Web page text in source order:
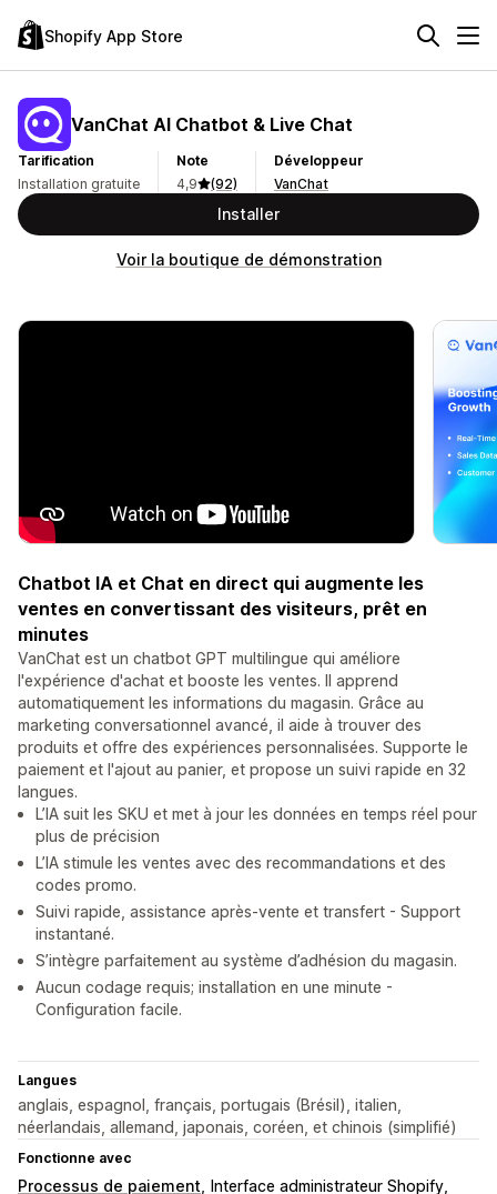
Shopify App Store
VanChat AI Chatbot & Live Chat
Tarification
Installation gratuite
Note
4,9
(92)
Développeur
VanChat
Installer
Voir la boutique de démonstration
Chatbot IA et Chat en direct qui augmente les
ventes en convertissant des visiteurs, prêt en
minutes
VanChat est un chatbot GPT multilingue qui améliore
l'expérience d'achat et booste les ventes. Il apprend
automatiquement les informations du magasin. Grâce au
marketing conversationnel avancé, il aide à trouver des
produits et offre des expériences personnalisées. Supporte le
paiement et l'ajout au panier, et propose un suivi rapide en 32
langues.
L’IA suit les SKU et met à jour les données en temps réel pour
plus de précision
L’IA stimule les ventes avec des recommandations et des
codes promo.
Suivi rapide, assistance après-vente et transfert - Support
instantané.
S’intègre parfaitement au système d’adhésion du magasin.
Aucun codage requis; installation en une minute -
Configuration facile.
Langues
anglais, espagnol, français, portugais (Brésil), italien,
néerlandais, allemand, japonais, coréen, et chinois (simplifié)
Fonctionne avec
Processus de paiement
Interface administrateur Shopify